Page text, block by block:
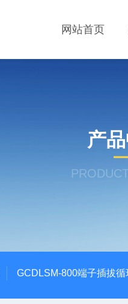
网站首页
产
GCDLSM-800端子插拔